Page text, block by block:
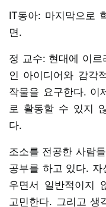
IT동아: 마지막으로
면.
정 교수: 현대에 이
인 아이디어와 감각
작물을 요구한다. 이
로 활동할 수 있지
다.
조소를 전공한 사람
공부를 하고 있다.
우면서 일반적이지
고민한다. 그리고 생